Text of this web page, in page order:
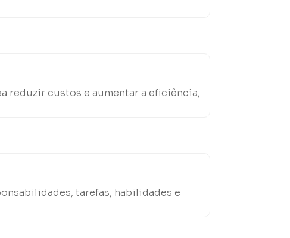
reduzir custos e aumentar a eficiência,
tarefas, habilidades e